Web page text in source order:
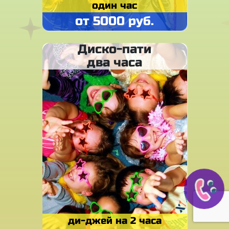
один час
от 5000 руб.
Диско-пати
два часа
ди-джей на 2 часа